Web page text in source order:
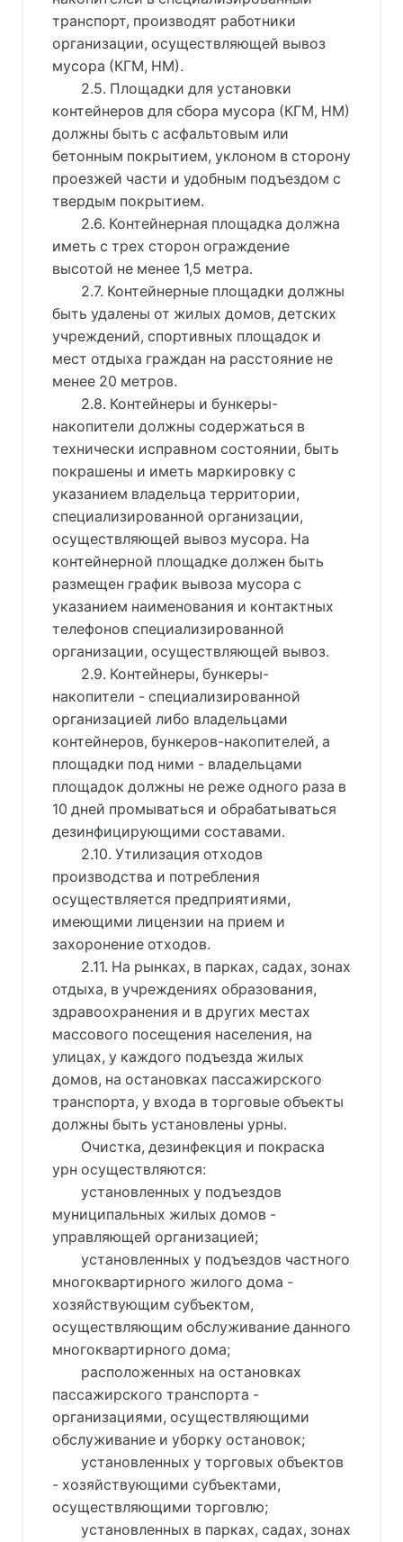
транспорт, производят работники
организации, осуществляющей вывоз
мусора (КГМ, НМ).
2.5. Площадки для установки
контейнеров для сбора мусора (КГМ, НМ)
должны быть с асфальтовым или
бетонным покрытием, уклоном в сторону
проезжей части и удобным подъездом с
твердым покрытием.
2.6. Контейнерная площадка должна
иметь с трех сторон ограждение
высотой не менее 1,5 метра.
2.7. Контейнерные площадки должны
быть удалены от жилых домов, детских
учреждений, спортивных площадок и
мест отдыха граждан на расстояние не
менее 20 метров.
2.8. Контейнеры и бункеры-
накопители должны содержаться в
технически исправном состоянии, быть
покрашены и иметь маркировку с
указанием владельца территории,
специализированной организации,
осуществляющей вывоз мусора. На
контейнерной площадке должен быть
размещен график вывоза мусора с
указанием наименования и контактных
телефонов специализированной
организации, осуществляющей вывоз.
2.9. Контейнеры, бункеры-
накопители - специализированной
организацией либо владельцами
контейнеров, бункеров-накопителей, а
площадки под ними - владельцами
площадок должны не реже одного раза в
10 дней промываться и обрабатываться
дезинфицирующими составами.
2.10. Утилизация отходов
производства и потребления
осуществляется предприятиями,
имеющими лицензии на прием и
захоронение отходов.
2.11. На рынках, в парках, садах, зонах
отдыха, в учреждениях образования,
здравоохранения и в других местах
массового посещения населения, на
улицах, у каждого подъезда жилых
домов, на остановках пассажирского
транспорта, у входа в торговые объекты
должны быть установлены урны.
Очистка, дезинфекция и покраска
урн осуществляются:
установленных у подъездов
муниципальных жилых домов -
управляющей организацией;
установленных у подъездов частного
многоквартирного жилого дома -
хозяйствующим субъектом,
осуществляющим обслуживание данного
многоквартирного дома;
расположенных на остановках
пассажирского транспорта -
организациями, осуществляющими
обслуживание и уборку остановок;
установленных у торговых объектов
- хозяйствующими субъектами,
осуществляющими торговлю;
установленных в парках, садах, зонах